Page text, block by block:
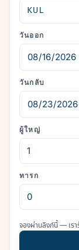
วันออก
วันกลับ
ผู้ใหญ่
ทารก
จองผ่านลิงก์นี้ — เรา